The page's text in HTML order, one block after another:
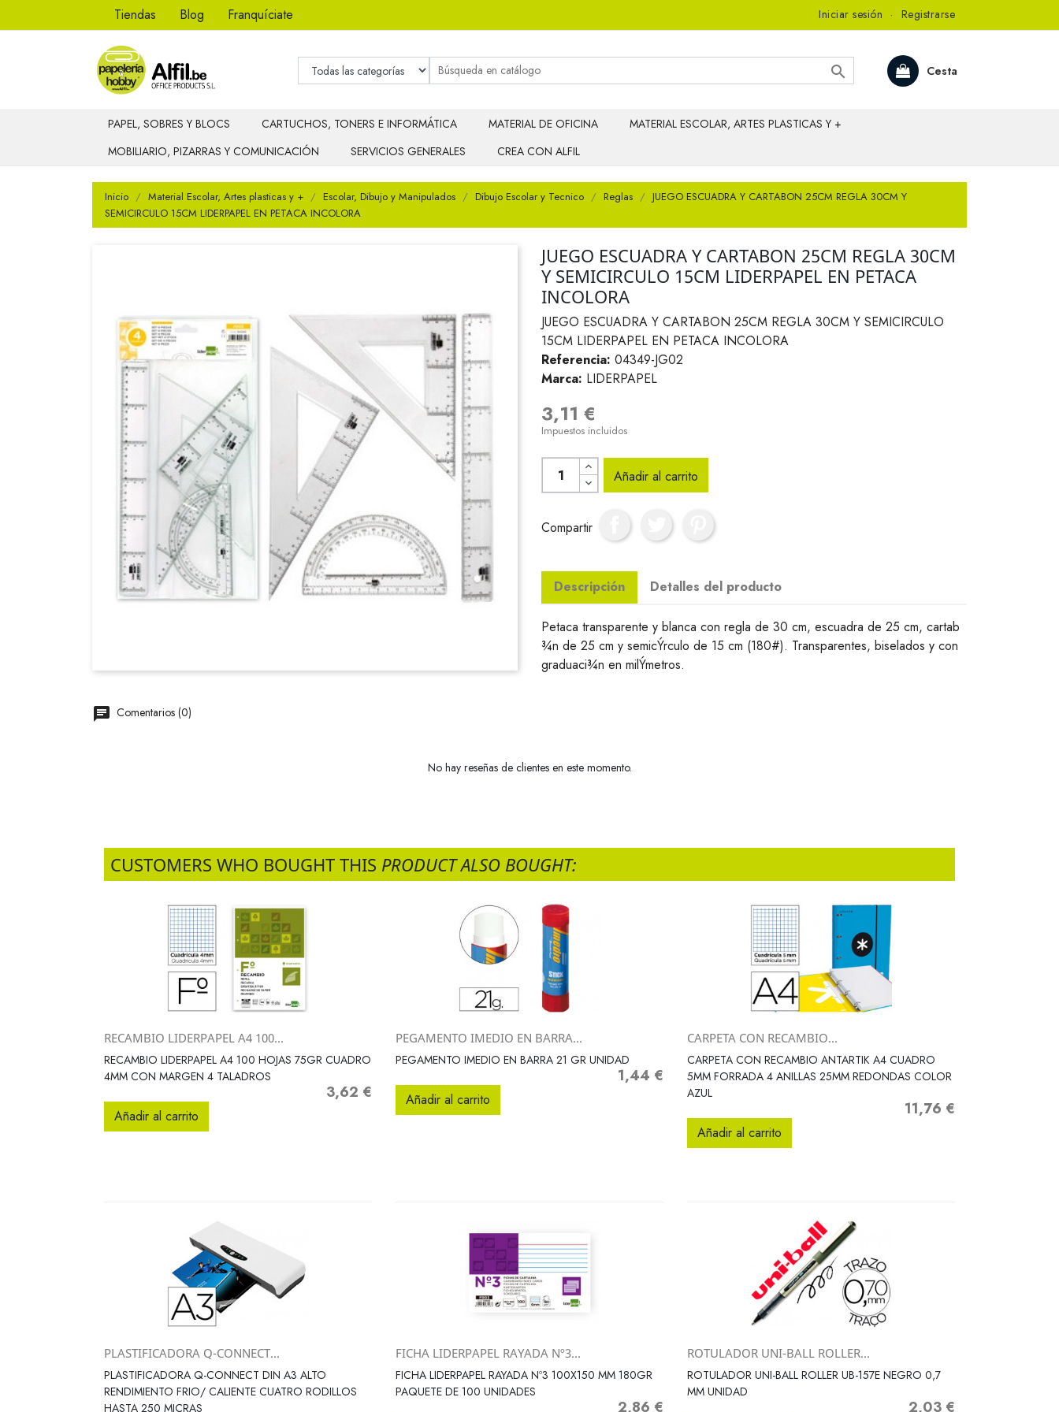
Tiendas Blog Franquíciate Iniciar sesión · Registrarse
Cesta

PAPEL, SOBRES Y BLOCS CARTUCHOS, TONERS E INFORMÁTICA MATERIAL DE OFICINA
MATERIAL ESCOLAR, ARTES PLASTICAS Y +
MOBILIARIO, PIZARRAS Y COMUNICACIÓN
SERVICIOS GENERALES CREA CON ALFIL
Inicio Material Escolar, Artes plasticas y + Escolar, Dibujo y Manipulados Dibujo Escolar y Tecnico Reglas
JUEGO ESCUADRA Y CARTABON 25CM REGLA 30CM Y
SEMICIRCULO 15CM LIDERPAPEL EN PETACA INCOLORA
JUEGO ESCUADRA Y CARTABON 25CM REGLA 30CM
Y SEMICIRCULO 15CM LIDERPAPEL EN PETACA
INCOLORA
JUEGO ESCUADRA Y CARTABON 25CM REGLA 30CM Y SEMICIRCULO
15CM LIDERPAPEL EN PETACA INCOLORA
Referencia: 04349-JG02
Marca: LIDERPAPEL
3,11 €
Impuestos incluidos
Añadir al carrito
Compartir
Descripción Detalles del producto
Petaca transparente y blanca con regla de 30 cm, escuadra de 25 cm, cartab
¾n de 25 cm y semicÝrculo de 15 cm (180#). Transparentes, biselados y con
graduaci¾n en milÝmetros.
Comentarios (0)
No hay reseñas de clientes en este momento.
CUSTOMERS WHO BOUGHT THIS PRODUCT ALSO BOUGHT:
 Vista rápida
RECAMBIO LIDERPAPEL A4 100...
RECAMBIO LIDERPAPEL A4 100 HOJAS 75GR CUADRO
4MM CON MARGEN 4 TALADROS
Precio
3,62 €
Añadir al carrito
Vista rápida
PEGAMENTO IMEDIO EN BARRA...
PEGAMENTO IMEDIO EN BARRA 21 GR UNIDAD
Precio
1,44 €
Añadir al carrito
Vista rápida
CARPETA CON RECAMBIO...
CARPETA CON RECAMBIO ANTARTIK A4 CUADRO
5MM FORRADA 4 ANILLAS 25MM REDONDAS COLOR
AZUL
Precio
11,76 €
Añadir al carrito
Vista rápida
PLASTIFICADORA Q-CONNECT...
PLASTIFICADORA Q-CONNECT DIN A3 ALTO
RENDIMIENTO FRIO/ CALIENTE CUATRO RODILLOS
HASTA 250 MICRAS
Vista rápida
FICHA LIDERPAPEL RAYADA Nº3...
FICHA LIDERPAPEL RAYADA Nº3 100X150 MM 180GR
PAQUETE DE 100 UNIDADES
Precio
2,86 €
 Vista rápida
ROTULADOR UNI-BALL ROLLER...
ROTULADOR UNI-BALL ROLLER UB-157E NEGRO 0,7
MM UNIDAD
Precio
2,03 €